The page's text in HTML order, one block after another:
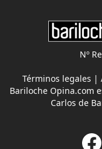
Nº
Términos legales |
Bariloche Opina.com
Carlos de